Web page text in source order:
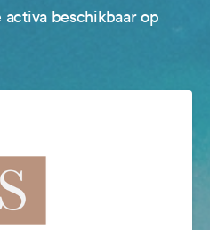
beschikbaar op